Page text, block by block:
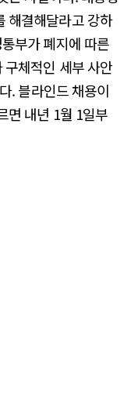
해결해달라고 강하
부가 폐지에 따른
구체적인 세부 사안
. 블라인드 채용이
면 내년 1월 1일부